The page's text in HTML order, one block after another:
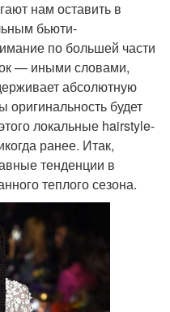
нам оставить в
бьюти-
по большей части
— иными словами,
абсолютную
будет
локальные hairstyle-
ранее. Итак,
тенденции в
теплого сезона.